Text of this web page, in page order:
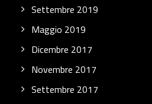
Settembre 2019
Maggio 2019
Dicembre 2017
Novembre 2017
Settembre 2017